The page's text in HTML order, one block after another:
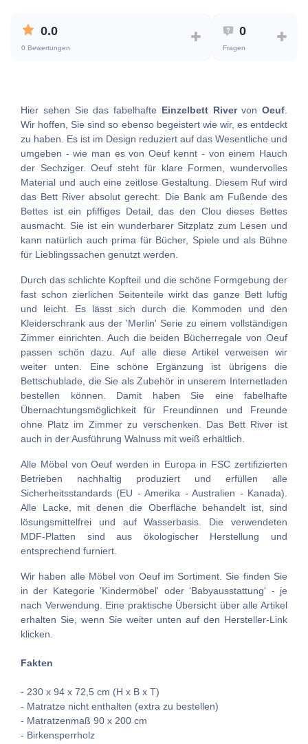
0.0
0 Bewertungen
0
Fragen
Hier sehen Sie das fabelhafte Einzelbett Rivervon Oeuf.
Wir hoffen, Sie sind so ebenso begeistert wie wir, es entdeckt
zu haben. Es ist im Design reduziert auf das Wesentliche und
umgeben - wie man es von Oeuf kennt - von einem Hauch
der Sechziger. Oeuf steht für klare Formen, wundervolles
Material und auch eine zeitlose Gestaltung. Diesem Ruf wird
das Bett River absolut gerecht. Die Bank am Fußende des
Bettes ist ein pfiffiges Detail, das den Clou dieses Bettes
ausmacht. Sie ist ein wunderbarer Sitzplatz zum Lesen und
kann natürlich auch prima für Bücher, Spiele und als Bühne
für Lieblingssachen genutzt werden.
Durch das schlichte Kopfteil und die schöne Formgebung der
fast schon zierlichen Seitenteile wirkt das ganze Bett luftig
und leicht. Es lässt sich durch die Kommoden und den
Kleiderschrank aus der 'Merlin' Serie zu einem vollständigen
Zimmer einrichten. Auch die beiden Bücherregale von Oeuf
passen schön dazu. Auf alle diese Artikel verweisen wir
weiter unten. Eine schöne Ergänzung ist übrigens die
Bettschublade, die Sie als Zubehör in unserem Internetladen
bestellen können. Damit haben Sie eine fabelhafte
Übernachtungsmöglichkeit für Freundinnen und Freunde
ohne Platz im Zimmer zu verschenken. Das Bett River ist
auch in der Ausführung Walnuss mit weiß erhältlich.
Alle Möbel von Oeuf werden in Europa in FSC zertifizierten
Betrieben nachhaltig produziert und erfüllen alle
Sicherheitsstandards (EU - Amerika - Australien - Kanada).
Alle Lacke, mit denen die Oberfläche behandelt ist, sind
lösungsmittelfrei und auf Wasserbasis. Die verwendeten
MDF-Platten sind aus ökologischer Herstellung und
entsprechend furniert.
Wir haben alle Möbel von Oeuf im Sortiment. Sie finden Sie
in der Kategorie 'Kindermöbel' oder 'Babyausstattung' - je
nach Verwendung. Eine praktische Übersicht über alle Artikel
erhalten Sie, wenn Sie weiter unten auf den Hersteller-Link
klicken.
Fakten
- 230 x 94 x 72,5 cm (H x B x T)
- Matratze nicht enthalten (extra zu bestellen)
- Matratzenmaß 90 x 200 cm
- Birkensperrholz